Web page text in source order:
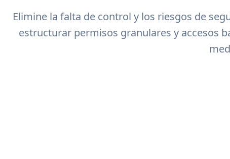
Elimine la falta de control y los riesgos de
estructurar permisos granulares y accesos